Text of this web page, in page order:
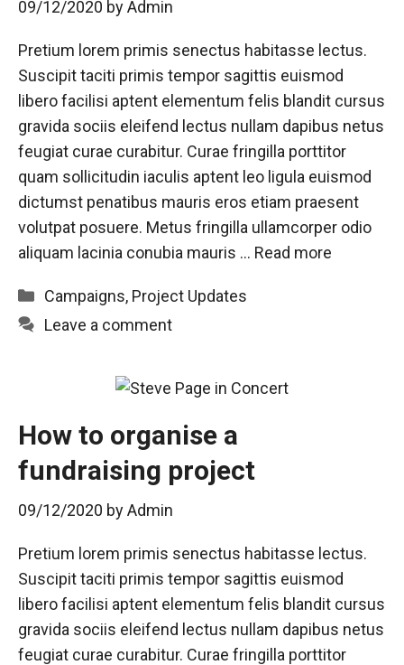
09/12/2020 byAdmin
Pretium lorem primis senectus habitasse lectus.
Suscipit taciti primis tempor sagittis euismod
libero facilisi aptent elementum felis blandit cursus
gravida sociis eleifend lectus nullam dapibus netus
feugiat curae curabitur. Curae fringilla porttitor
quam sollicitudin iaculis aptent leo ligula euismod
dictumst penatibus mauris eros etiam praesent
volutpat posuere. Metus fringilla ullamcorper odio
aliquam lacinia conubia mauris … Read more
Categories
Campaigns, Project Updates
Leave a comment
How to organise a
fundraising project
09/12/2020 byAdmin
Pretium lorem primis senectus habitasse lectus.
Suscipit taciti primis tempor sagittis euismod
libero facilisi aptent elementum felis blandit cursus
gravida sociis eleifend lectus nullam dapibus netus
feugiat curae curabitur. Curae fringilla porttitor